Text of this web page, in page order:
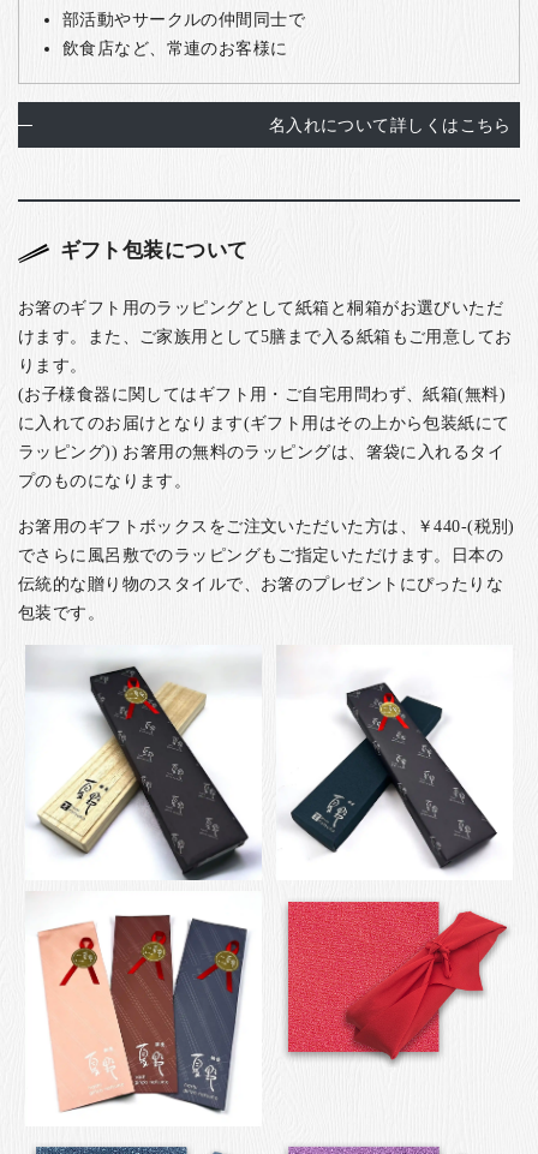
部活動やサークルの仲間同士で
飲食店など、常連のお客様に
名入れについて詳しくはこちら
ギフト包装について
お箸のギフト用のラッピングとして紙箱と桐箱がお選びいただ
けます。また、ご家族用として5膳まで入る紙箱もご用意してお
ります。
(お子様食器に関してはギフト用・ご自宅用問わず、紙箱(無料)
に入れてのお届けとなります(ギフト用はその上から包装紙にて
ラッピング)) お箸用の無料のラッピングは、箸袋に入れるタイ
プのものになります。
お箸用のギフトボックスをご注文いただいた方は、￥440-(税別)
でさらに風呂敷でのラッピングもご指定いただけます。日本の
伝統的な贈り物のスタイルで、お箸のプレゼントにぴったりな
包装です。